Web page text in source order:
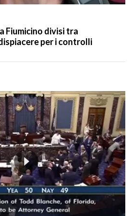
Fiumicino divisi tra
per i controlli